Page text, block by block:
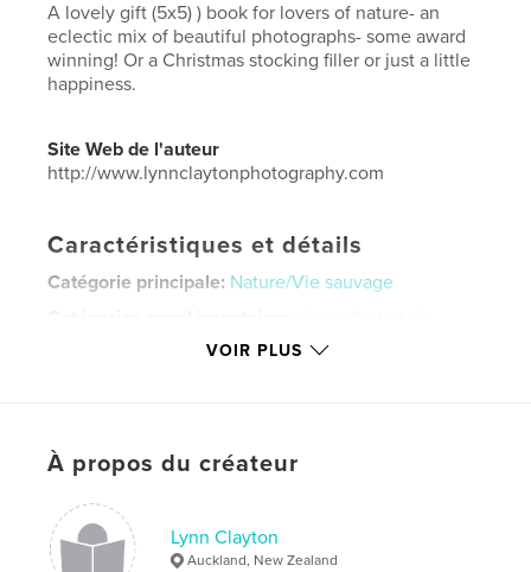
A lovely gift (5x5) ) book for lovers of nature- an
eclectic mix of beautiful photographs- some award
winning! Or a Christmas stocking filler or just a little
happiness.
Site Web de l'auteur
http://www.lynnclaytonphotography.com
Caractéristiques et détails
Catégorie principale: Nature/Vie sauvage
Livres d'art et de
LangueEnglish
Mots-clés
coots , turtle , caribou
VOIR PLUS
À propos du créateur
Lynn Clayton
Auckland, New Zealand